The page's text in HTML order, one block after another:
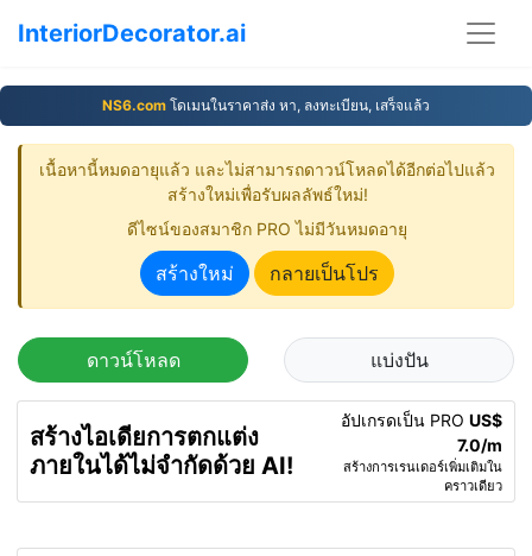
InteriorDecorator.ai
NS6.com โดเมนในราคาส่ง หา, ลงทะเบียน, เสร็จแล้ว
เนื้อหานี้หมดอายุแล้ว และไม่สามารถดาวน์โหลดได้อีกต่อไปแล้ว
สร้างใหม่เพื่อรับผลลัพธ์ใหม่!
ดีไซน์ของสมาชิก PRO ไม่มีวันหมดอายุ
สร้างใหม่ กลายเป็นโปร
ดาวน์โหลด แบ่งปัน
สร้างไอเดียการตกแต่ง
ภายในได้ไม่จำกัดด้วย AI!
อัปเกรดเป็น PRO US$
7.0/m
สร้างการเรนเดอร์เพิ่มเติมใน
คราวเดียว